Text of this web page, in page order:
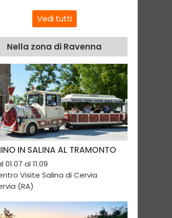
Vedi tutti
Nella zona di Ravenna
IN SALINA AL TRAMONTO
01.07 al 11.09
Visite Salina di Cervia
(RA)